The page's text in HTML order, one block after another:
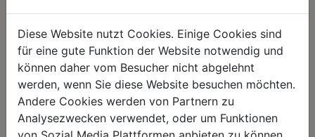
schenken natürliche, stilvolle
Momente für harmonische Stunden
zu Hause – den Ort, an dem
Menschen sich geborgen fühlen und
positive Energie schöpfen.
fair – im Hinblick auf unsere
Kalkulation, angemessene
Entlohnung und unsere
nachhaltigen, gewachsenen
Geschäftsbeziehungen.
Diese Website nutzt Cookies. Einige Cookies sind
für eine gute Funktion der Website notwendig und
können daher vom Besucher nicht abgelehnt
werden, wenn Sie diese Website besuchen möchten.
Andere Cookies werden von Partnern zu
Analysezwecken verwendet, oder um Funktionen